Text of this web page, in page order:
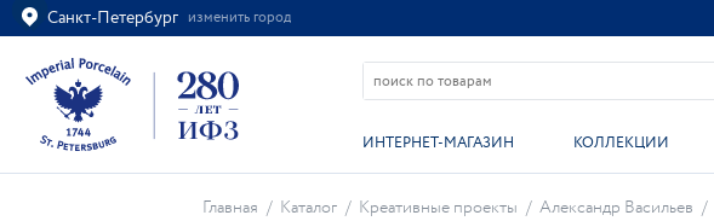
Санкт-Петербург изменить город
Ваш город Санкт-Петербург?
ВСЁ ВЕРНО ИЗМЕНИТЬ
ИНТЕРНЕТ-МАГАЗИН КОЛЛЕКЦИИ
Главная / Каталог / Креативные проекты / Александр Васильев /